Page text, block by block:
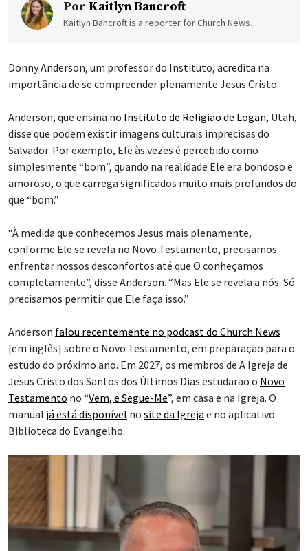
Por Kaitlyn Bancroft
Kaitlyn Bancroft is a reporter for Church News.
Donny Anderson, um professor do Instituto, acredita na
importância de se compreender plenamente Jesus Cristo.
Anderson, que ensina no Instituto de Religião de Logan, Utah,
disse que podem existir imagens culturais imprecisas do
Salvador. Por exemplo, Ele às vezes é percebido como
simplesmente “bom”, quando na realidade Ele era bondoso e
amoroso, o que carrega significados muito mais profundos do
que “bom.”
“À medida que conhecemos Jesus mais plenamente,
conforme Ele se revela no Novo Testamento, precisamos
enfrentar nossos desconfortos até que O conheçamos
completamente”, disse Anderson. “Mas Ele se revela a nós. Só
precisamos permitir que Ele faça isso.”
Anderson falou recentemente no podcast do Church News
[em inglês] sobre o Novo Testamento, em preparação para o
estudo do próximo ano. Em 2027, os membros de A Igreja de
Jesus Cristo dos Santos dos Últimos Dias estudarão o Novo
Testamento no “Vem, e Segue-Me”, em casa e na Igreja. O
manual já está disponível no site da Igreja e no aplicativo
Biblioteca do Evangelho.